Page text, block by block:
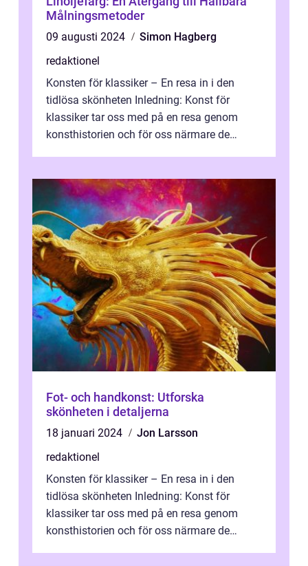
Målningsmetoder
09 augusti 2024
Simon Hagberg
redaktionel
Konsten för klassiker – En resa in i den
tidlösa skönheten Inledning: Konst för
klassiker tar oss med på en resa genom
konsthistorien och för oss närmare de
Fot- och handkonst: Utforska
skönheten i detaljerna
18 januari 2024
Jon Larsson
redaktionel
Konsten för klassiker – En resa in i den
tidlösa skönheten Inledning: Konst för
klassiker tar oss med på en resa genom
konsthistorien och för oss närmare de